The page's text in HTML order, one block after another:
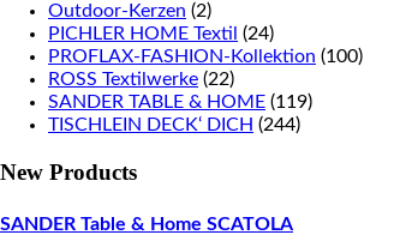
Outdoor-Kerzen (2)
PICHLER HOME Textil (24)
PROFLAX-FASHION-Kollektion (100)
ROSS Textilwerke (22)
SANDER TABLE & HOME (119)
TISCHLEIN DECK‘ DICH (244)
New Products
SANDER Table & Home SCATOLA